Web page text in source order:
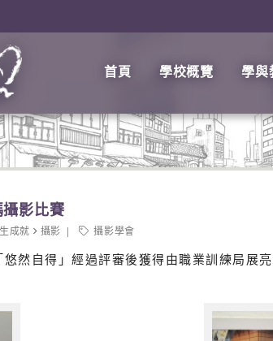
首頁 學校概覽 學與
攝影比賽
成就 攝影 攝影學會
然自得」經過評審後獲得由職業訓練局展